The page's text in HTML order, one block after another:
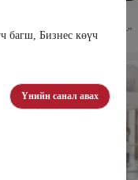
багш, Бизнес көүч
Үнийн санал авах
Наран анд консалтинг”
ХХК-ийн Захирал